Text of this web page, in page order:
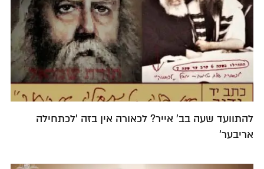
להתוועד שעה בב' אייר? לכאורה אין בזה 'לכתחילה
אריבער'